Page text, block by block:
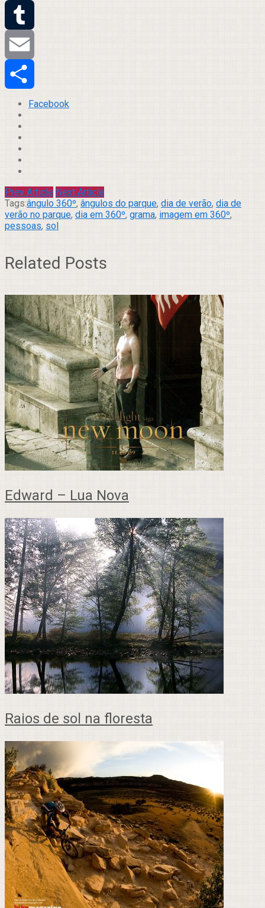
Twitter
Tumblr
Email
Compartilhar
Facebook
Prev Article Next Article
Tags:ângulo 360º, ângulos do parque, dia de verão, dia de
verão no parque, dia em 360º, grama, imagem em 360º,
pessoas, sol
Related Posts
Edward – Lua Nova
Raios de sol na floresta